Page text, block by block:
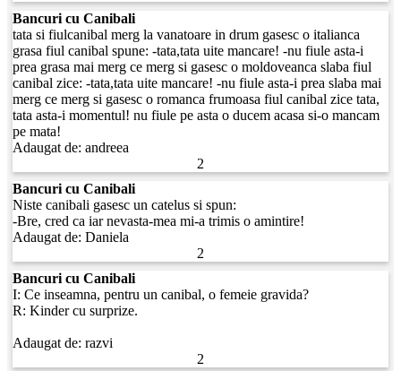
Bancuri cu Canibali
tata si fiulcanibal merg la vanatoare in drum gasesc o italianca
grasa fiul canibal spune: -tata,tata uite mancare! -nu fiule asta-i
prea grasa mai merg ce merg si gasesc o moldoveanca slaba fiul
canibal zice: -tata,tata uite mancare! -nu fiule asta-i prea slaba mai
merg ce merg si gasesc o romanca frumoasa fiul canibal zice tata,
tata asta-i momentul! nu fiule pe asta o ducem acasa si-o mancam
pe mata!
Adaugat de:andreea
2
Bancuri cu Canibali
Niste canibali gasesc un catelus si spun:
-Bre, cred ca iar nevasta-mea mi-a trimis o amintire!
Adaugat de:Daniela
2
Bancuri cu Canibali
I: Ce inseamna, pentru un canibal, o femeie gravida?
R: Kinder cu surprize.
Adaugat de:razvi
2